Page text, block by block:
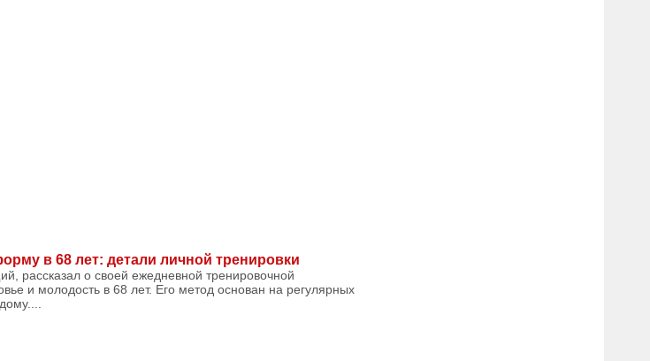
в 68 лет: детали личной тренировки
рассказал о своей ежедневной тренировочной
и молодость в 68 лет. Его метод основан на регулярных